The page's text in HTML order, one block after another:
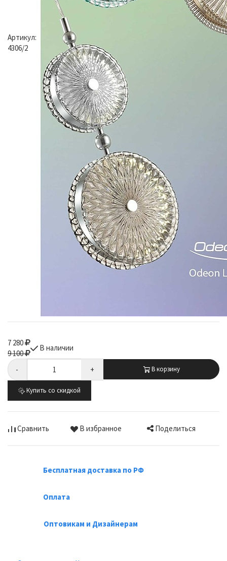
Артикул:
4306/2
7 280
9 100
В наличии
- + В корзину
Купить со скидкой
Сравнить В избранное Поделиться
Бесплатная доставка по РФ
Оплата
Оптовикам и Дизайнерам